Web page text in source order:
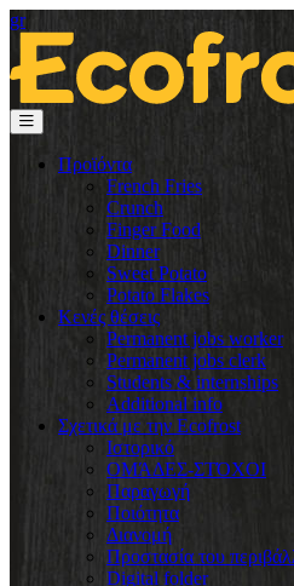
gr
Προϊόντα
French Fries
Crunch
Finger Food
Dinner
Sweet Potato
Potato Flakes
Κενές θέσεις
Permanent jobs worker
Permanent jobs clerk
Students & internships
Additional info
Σχετικά με την Ecofrost
Ιστορικό
ΟΜΆΔΕΣ-ΣΤΌΧΟΙ
Παραγωγή
Ποιότητα
Διανομή
Προστασία του
Digital folder